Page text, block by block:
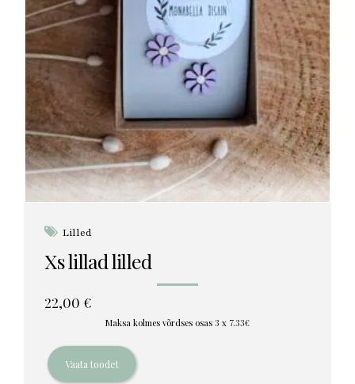
Lilled
Xs lillad lilled
22,00 €
Maksa kolmes võrdses osas 3 x 7.33€
Vaata toodet